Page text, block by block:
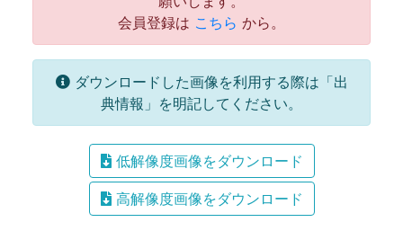
会員登録は こちら から。
ダウンロードした画像を利用する際は「出
典情報」を明記してください。
低解像度画像をダウンロード
高解像度画像をダウンロード